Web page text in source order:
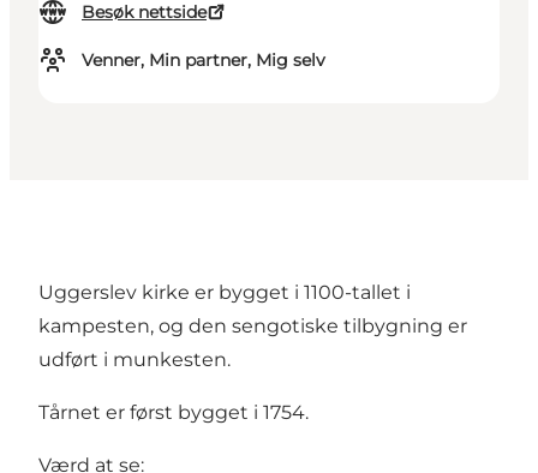
Besøk nettside
Venner, Min partner, Mig selv
Uggerslev kirke er bygget i 1100-tallet i
kampesten, og den sengotiske tilbygning er
udført i munkesten.
Tårnet er først bygget i 1754.
Værd at se: